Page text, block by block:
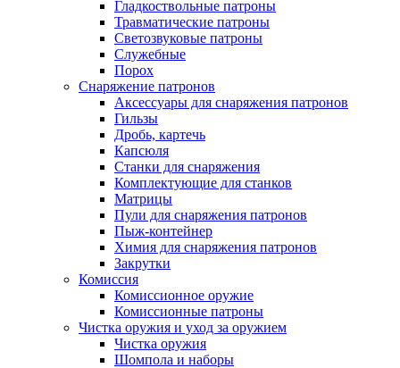
Гладкоствольные патроны
Травматические патроны
Светозвуковые патроны
Служебные
Порох
Снаряжение патронов
Аксессуары для снаряжения патронов
Гильзы
Дробь, картечь
Капсюля
Станки для снаряжения
Комплектующие для станков
Матрицы
Пули для снаряжения патронов
Пыж-контейнер
Химия для снаряжения патронов
Закрутки
Комиссия
Комиссионное оружие
Комиссионные патроны
Чистка оружия и уход за оружием
Чистка оружия
Шомпола и наборы